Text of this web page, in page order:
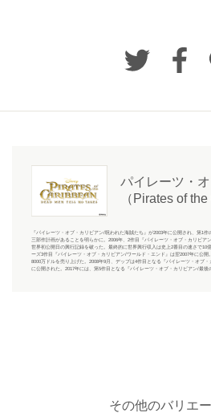
パイレーツ・
（Pirates of
『パイレーツ・オブ・カリビアン/呪われた海賊たち』が2003年に公開され、第1
三部作計画があることを明らかに。2006年、2作目『パイレーツ・オブ・カリビア
世界初公開日の興行記録を破った。最終的に世界興行収入は史上2番目の速さで10
ーズ3作目『パイレーツ・オブ・カリビアン/ワールド・エンド』は翌2007年に公開
8000万ドルを売り上げた。2008年9月、デップは4作目となる『パイレーツ・オブ
に公開された。2017年には、第5作目となる『パイレーツ・オブ・カリビアン/最後
その他のバリエ